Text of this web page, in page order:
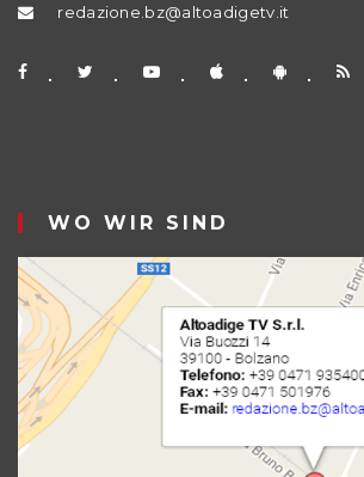
redazione.bz@altoadigetv.it
WO WIR SIND